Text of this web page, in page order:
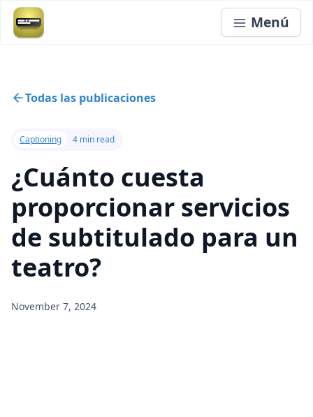
Menú
Todas las publicaciones
Captioning 4 min read
¿Cuánto cuesta
proporcionar servicios
de subtitulado para un
teatro?
November 7, 2024